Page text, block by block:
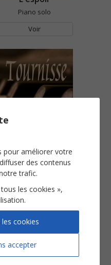
Piano solo
Voir
Voir
pour améliorer votre
des contenus
trafic.
les cookies »,
accepter
cookies